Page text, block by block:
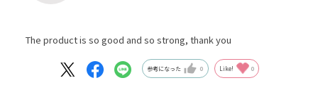
The product is so good and so strong, thank you
参考になった 0 Like! 0